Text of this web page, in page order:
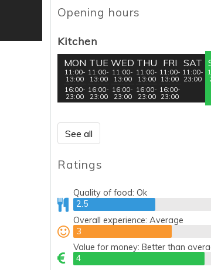
Opening hours
Kitchen
MON
11:00-
13:00
16:00-
23:00
TUE
11:00-
13:00
16:00-
23:00
WED
11:00-
13:00
16:00-
23:00
THU
11:00-
13:00
16:00-
23:00
FRI
11:00-
13:00
16:00-
23:00
SAT
11:00-
23:00
See all
Ratings
Quality of food:Ok
2.5
2.5
Overall experience:Average
3
3
Value for money:Better than
4
4